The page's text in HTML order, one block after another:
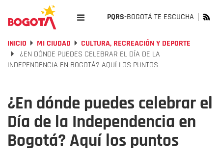
PQRS-BOGOTÁ TE ESCUCHA
INICIO MI CIUDAD
CULTURA, RECREACIÓN Y DEPORTE
¿EN DÓNDE PUEDES CELEBRAR EL DÍA DE LA
INDEPENDENCIA EN BOGOTÁ? AQUÍ LOS PUNTOS
¿En dónde puedes celebrar el
Día de la Independencia en
Bogotá? Aquí los puntos